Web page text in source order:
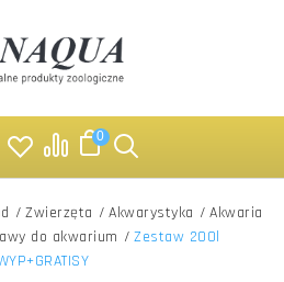
0
/ Zwierzęta / Akwarystyka / Akwaria
do akwarium / Zestaw 200l